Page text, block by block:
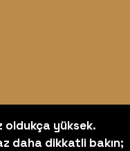
oldukça yüksek.
daha dikkatli bakın;